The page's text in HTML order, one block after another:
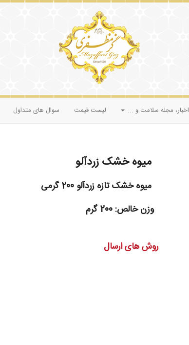
اخبار، مجله سلامت و ... لیست قیمت سوال های متداول
میوه خشک زردآلو
میوه خشک تازه زردآلو 200 گرمی
وزن خالص: 200 گرم
روش های ارسال